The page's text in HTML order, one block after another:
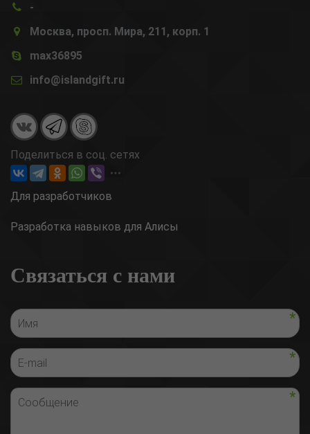
-
Москва, просп. Мира, 211, корп. 1
max36895
info@islandgift.ru
Поделиться в соц. сетях
Для разработчиков
Разработка навыков для Алисы
Связаться с нами